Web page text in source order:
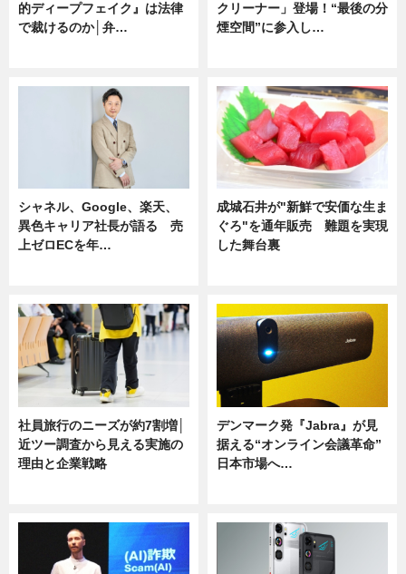
的ディープフェイク』は法律
で裁けるのか│弁…
クリーナー」登場！“最後の分
煙空間”に参入し…
シャネル、Google、楽天、
異色キャリア社長が語る 売
上ゼロECを年…
成城石井が"新鮮で安価な生ま
ぐろ"を通年販売 難題を実現
した舞台裏
社員旅行のニーズが約7割増│
近ツー調査から見える実施の
理由と企業戦略
デンマーク発『Jabra』が見
据える“オンライン会議革命”
日本市場へ…